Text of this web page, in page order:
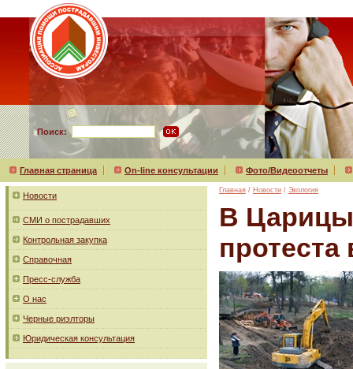
Поиск:
Главная страница On-line консультации Фото/Видеоотчеты
Новости
СМИ о пострадавших
Контрольная закупка
Справочная
Пресс-служба
О нас
Черные риэлторы
Юридическая консультация
Главная / Новости / Экология
В
протеста